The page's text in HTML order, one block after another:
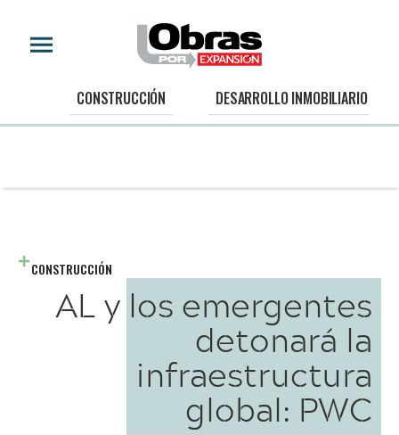
CONSTRUCCIÓN DESARROLLO INMOBILIARIO
CONSTRUCCIÓN
AL y los emergentes
detonará la
infraestructura
global: PWC